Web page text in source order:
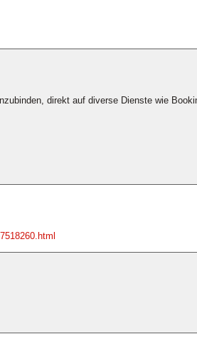
direkt auf diverse Dienste wie